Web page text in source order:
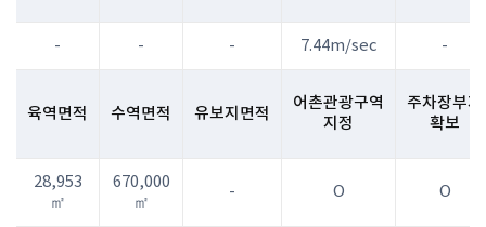
- - - 7.44m/sec -
육역면적 수역면적 유보지면적
어촌관광구역
지정
주차장부지
확보
28,953
㎡
670,000
㎡
- O O